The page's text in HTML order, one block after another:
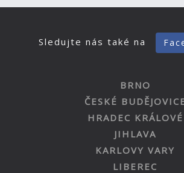
Sledujte nás také na
BRNO
ČESKÉ
HRADEC KRÁLOVÉ
JIHLAVA
KARLOVY VARY
LIBEREC